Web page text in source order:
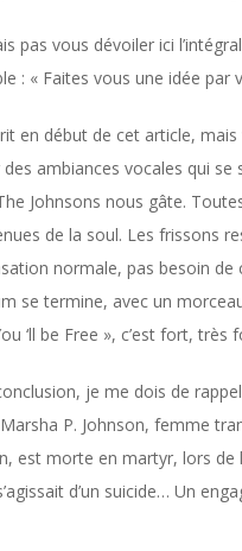
pas vous dévoiler ici
: « Faites vous une idée par
en début de cet article,
ambiances vocales qui
Johnsons nous gâte.
de la soul. Les frissons
normale, pas besoin
se termine, avec un
‘ll be Free », c’est fort,
je me dois de
P. Johnson, femme
est morte en martyr, lors
d’un suicide… Un